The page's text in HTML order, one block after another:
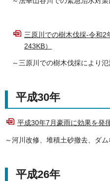
三原川での樹木伐採-令和2
243KB）
～三原川での樹木伐採により
平成30年
平成30年7月豪雨に効果を発
～河川改修、堆積土砂撤去、ダ
平成26年